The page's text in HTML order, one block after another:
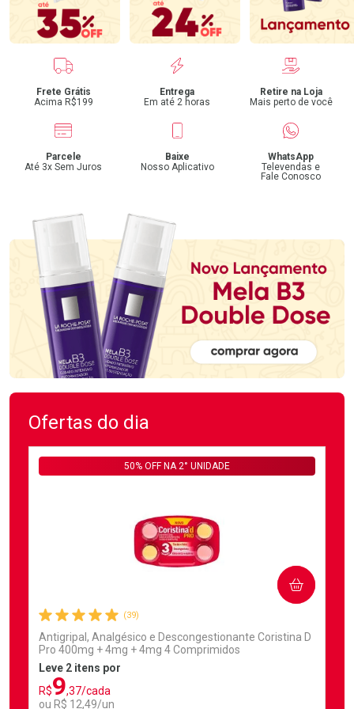
Benefícios
Frete Grátis
Acima R$199
Entrega
Em até 2 horas
Retire na Loja
Mais perto de você
Parcele
Até 3x Sem Juros
Baixe
Nosso Aplicativo
WhatsApp
Televendas e
Fale Conosco
Ofertas do dia
(39)
Antigripal, Analgésico e Descongestionante Coristina D
Pro 400mg + 4mg + 4mg 4 Comprimidos
50% OFF NA 2° UNIDADE
Leve 2 itens por
R$9,37/cada
ou R$ 12,49/un
COMPRAR